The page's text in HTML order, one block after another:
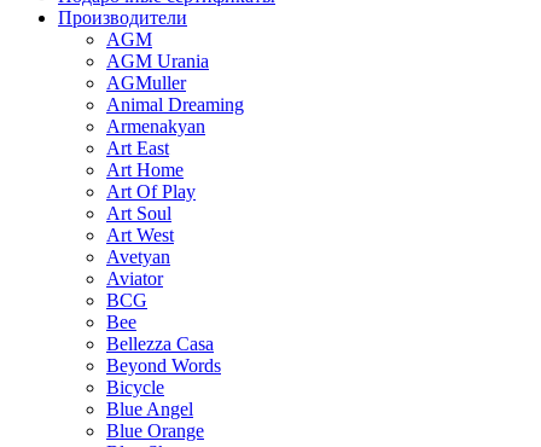
Производители
AGM
AGM Urania
AGMuller
Animal Dreaming
Armenakyan
Art East
Art Home
Art Of Play
Art Soul
Art West
Avetyan
Aviator
BCG
Bee
Bellezza Casa
Beyond Words
Bicycle
Blue Angel
Blue Orange